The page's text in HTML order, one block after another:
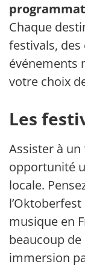
Chaque
festivals,
événements
votre choix
Les
Assister à
opportunité
locale.
musique en
beaucoup
immersion